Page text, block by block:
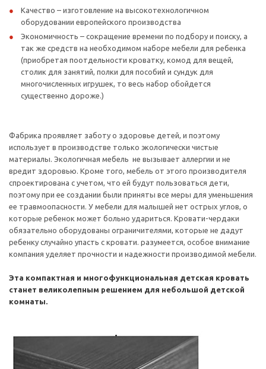
Качество – изготовление на высокотехнологичном
оборудовании европейского производства
Экономичность – сокращение времени по подбору и поиску, а
так же средств на необходимом наборе мебели для ребенка
(приобретая поотдельности кроватку, комод для вещей,
столик для занятий, полки для пособий и сундук для
многочисленных игрушек, то весь набор обойдется
существенно дороже.)
Фабрика проявляет заботу о здоровье детей, и поэтому
использует в производстве только экологически чистые
материалы. Экологичная мебель не вызывает аллергии и не
вредит здоровью. Кроме того, мебель от этого производителя
спроектирована с учетом, что ей будут пользоваться дети,
поэтому при ее создании были приняты все меры для уменьшения
ее травмоопасности. У мебели для малышей нет острых углов, о
которые ребенок может больно удариться. Кровати-чердаки
обязательно оборудованы ограничителями, которые не дадут
ребенку случайно упасть с кровати. разумеется, особое внимание
компания уделяет прочности и надежности производимой мебели.
Эта компактная и многофункциональная детская кровать
станет великолепным решением для небольшой детской
комнаты.